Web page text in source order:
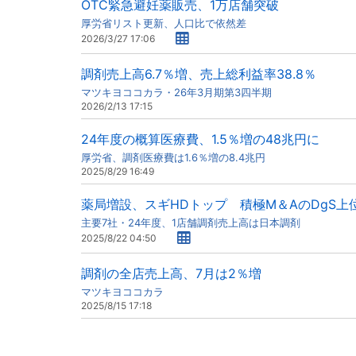
OTC緊急避妊薬販売、1万店舗突破
厚労省リスト更新、人口比で依然差
2026/3/27 17:06
調剤売上高6.7％増、売上総利益率38.8％
マツキヨココカラ・26年3月期第3四半期
2026/2/13 17:15
24年度の概算医療費、1.5％増の48兆円に
厚労省、調剤医療費は1.6％増の8.4兆円
2025/8/29 16:49
薬局増設、スギHDトップ 積極M＆AのDgS上
主要7社・24年度、1店舗調剤売上高は日本調剤
2025/8/22 04:50
調剤の全店売上高、7月は2％増
マツキヨココカラ
2025/8/15 17:18